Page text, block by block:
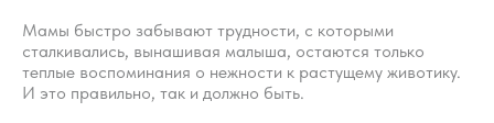
Мамы быстро забывают трудности, с которыми
сталкивались, вынашивая малыша, остаются только
теплые воспоминания о нежности к растущему животику.
И это правильно, так и должно быть.